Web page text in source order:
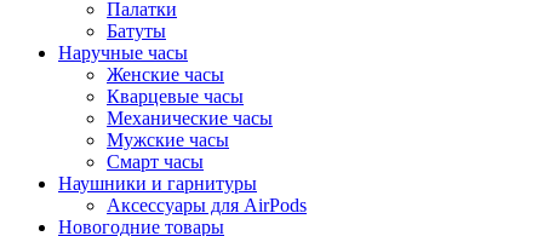
Палатки
Батуты
Наручные часы
Женские часы
Кварцевые часы
Механические часы
Мужские часы
Смарт часы
Наушники и гарнитуры
Аксессуары для AirPods
Новогодние товары